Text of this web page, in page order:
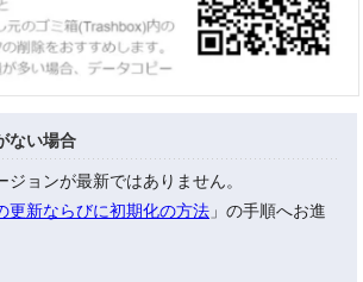
ない場合
ジョンが最新ではありません。
更新ならびに初期化の方法 」の手順へお進